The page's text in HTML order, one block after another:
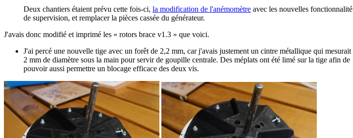
Deux chantiers étaient prévu cette fois-ci, la modification de l'anémomètre avec les nouvelles fonctionnalité
de supervision, et remplacer la pièces cassée du générateur.
J'avais donc modifié et imprimé les « rotors brace v1.3 » que voici.
J'ai percé une nouvelle tige avec un forêt de 2,2 mm, car j'avais justement un cintre métallique qui mesurait
2 mm de diamètre sous la main pour servir de goupille centrale. Des méplats ont été limé sur la tige afin de
pouvoir aussi permettre un blocage efficace des deux vis.